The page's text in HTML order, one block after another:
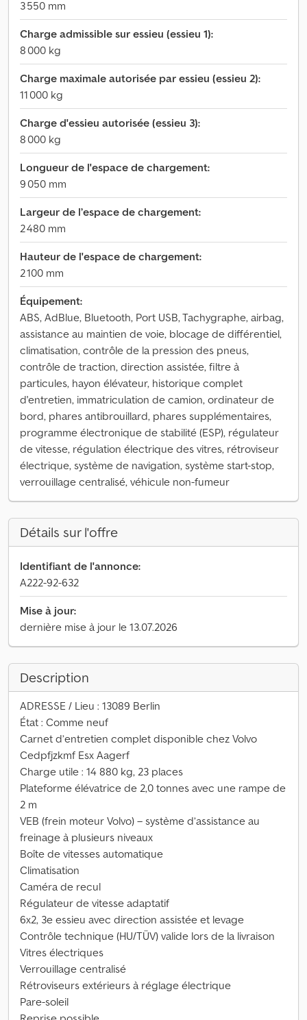
3 550 mm
Charge admissible sur essieu (essieu 1):
8 000 kg
Charge maximale autorisée par essieu (essieu 2):
11 000 kg
Charge d'essieu autorisée (essieu 3):
8 000 kg
Longueur de l'espace de chargement:
9 050 mm
Largeur de l’espace de chargement:
2 480 mm
Hauteur de l'espace de chargement:
2 100 mm
Équipement:
ABS, AdBlue, Bluetooth, Port USB, Tachygraphe, airbag,
assistance au maintien de voie, blocage de différentiel,
climatisation, contrôle de la pression des pneus,
contrôle de traction, direction assistée, filtre à
particules, hayon élévateur, historique complet
d'entretien, immatriculation de camion, ordinateur de
bord, phares antibrouillard, phares supplémentaires,
programme électronique de stabilité (ESP), régulateur
de vitesse, régulation électrique des vitres, rétroviseur
électrique, système de navigation, système start-stop,
verrouillage centralisé, véhicule non-fumeur
Détails sur l'offre
Identifiant de l'annonce:
A222-92-632
Mise à jour:
dernière mise à jour le 13.07.2026
Description
ADRESSE / Lieu : 13089 Berlin
État : Comme neuf
Carnet d’entretien complet disponible chez Volvo
Cedpfjzkmf Esx Aagerf
Charge utile : 14 880 kg, 23 places
Plateforme élévatrice de 2,0 tonnes avec une rampe de
2 m
VEB (frein moteur Volvo) – système d’assistance au
freinage à plusieurs niveaux
Boîte de vitesses automatique
Climatisation
Caméra de recul
Régulateur de vitesse adaptatif
6x2, 3e essieu avec direction assistée et levage
Contrôle technique (HU/TÜV) valide lors de la livraison
Vitres électriques
Verrouillage centralisé
Rétroviseurs extérieurs à réglage électrique
Pare-soleil